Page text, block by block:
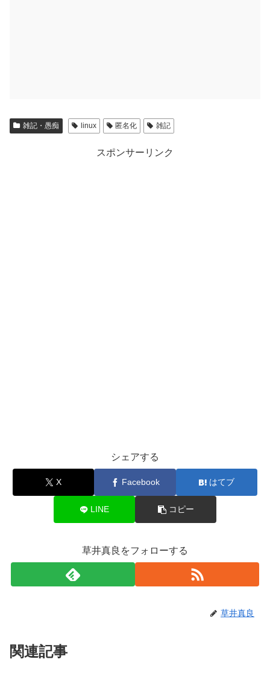
雑記・愚痴 linux 匿名化 雑記
スポンサーリンク
シェアする
X Facebook はてブ
LINE コピー
草井真良をフォローする
草井真良
関連記事